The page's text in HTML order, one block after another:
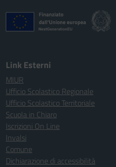
Link Esterni
MIUR
Ufficio Scolastico Regionale
Ufficio Scolastico Territoriale
Scuola in Chiaro
Iscrizioni On Line
Invalsi
Comune
Dichiarazione di accessibilità